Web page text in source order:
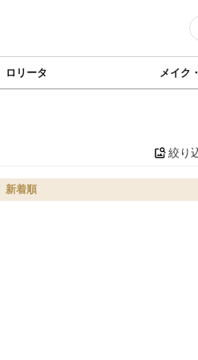
ロリータ メイク
絞り
新着順